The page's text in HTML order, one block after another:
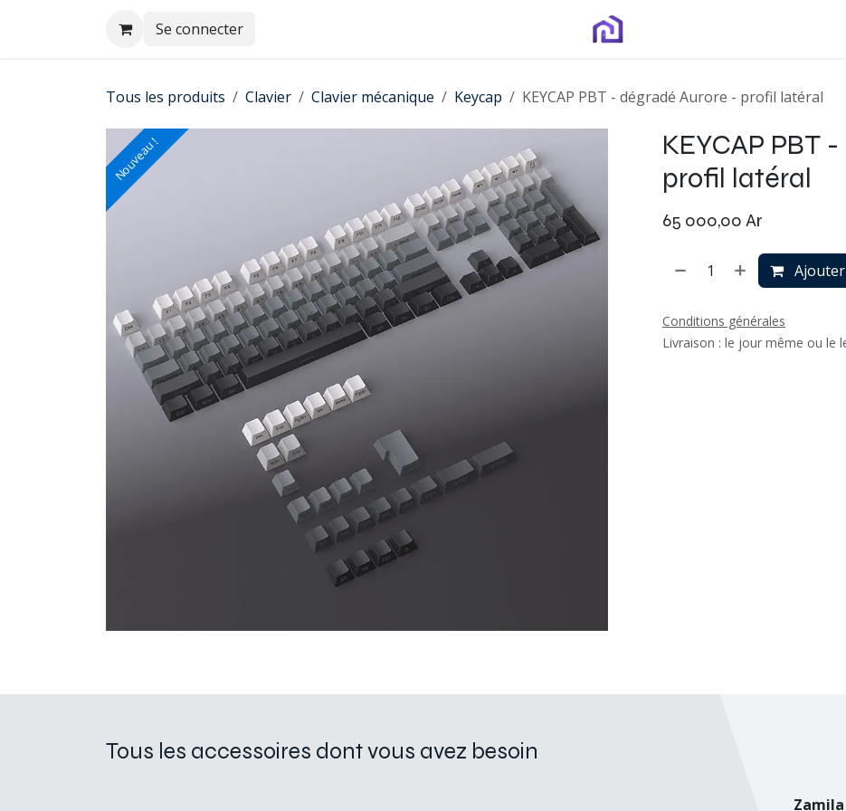
Se connecter
Tous les produits Clavier Clavier mécanique Keycap KEYCAP PBT - dégradé Aurore - profil latéral
Nouveau !
KEYCAP PBT
profil latéral
65 000,00 Ar
Conditions générales
Livraison : le jour même ou le
Tous les accessoires dont vous avez besoin